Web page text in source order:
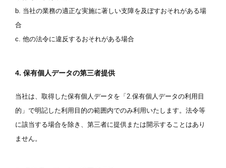
b. 当社の業務の適正な実施に著しい支障を及ぼすおそれがある場
合
c. 他の法令に違反するおそれがある場合
4. 保有個人データの第三者提供
当社は、取得した保有個人データを「2.保有個人データの利用目
的」で明記した利用目的の範囲内でのみ利用いたします。法令等
に該当する場合を除き、第三者に提供または開示することはあり
ません。